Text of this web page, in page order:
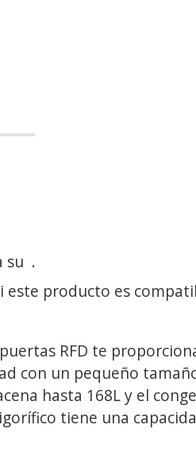
su .
este producto es
RFD te
con un pequeño
hasta 168L y el
tiene una